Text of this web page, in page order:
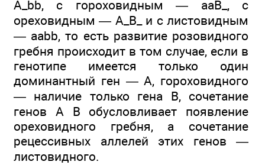
A_bb, с гороховидным — ааВ_, с
ореховидным — А_В_ и с листовидным
— aabb, то есть развитие розовидного
гребня происходит в том случае, если в
генотипе имеется только один
доминантный ген — А, гороховидного
— наличие только гена В, сочетание
генов А В обусловливает появление
ореховидного гребня, а сочетание
рецессивных аллелей этих генов —
листовидного.